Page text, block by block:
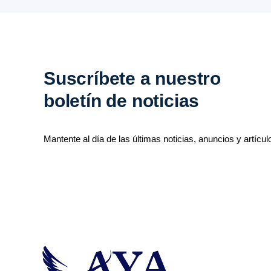
Suscríbete a nuestro
boletín de noticias
Mantente al día de las últimas noticias, anuncios y